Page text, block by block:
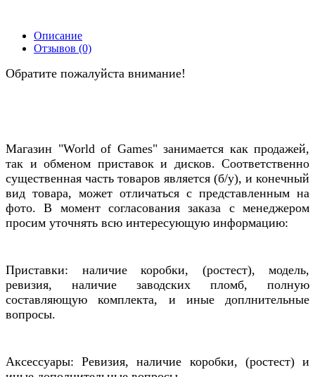
Описание
Отзывов (0)
Обратите пожалуйста внимание!
Магазин "World of Games" занимается как продажей,
так и обменом приставок и дисков. Соответственно
существенная часть товаров является (б/у), и конечный
вид товара, может отличаться с представленным на
фото. В момент согласования заказа с менеджером
просим уточнять всю интересующую информацию:
Приставки: наличие коробки, (ростест), модель,
ревизия, наличие заводских пломб, полную
составляющую комплекта, и иные доплнительные
вопросы.
Аксессуары: Ревизия, наличие коробки, (ростест) и